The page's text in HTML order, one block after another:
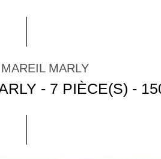
MARLY
- 7 PIÈCE(S) -